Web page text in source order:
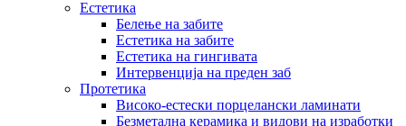
Естетика
Белење на забите
Естетика на забите
Естетика на гингивата
Интервенција на преден заб
Протетика
Високо-естески порцелански ламинати
Безметална керамика и видови на изработки